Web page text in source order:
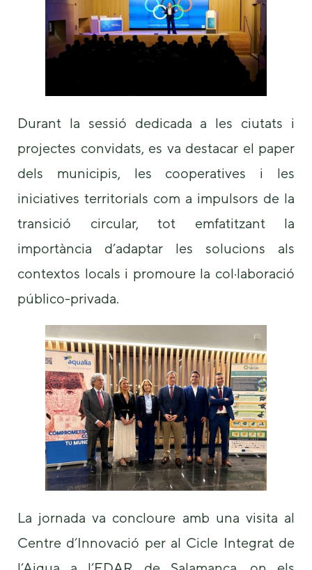
Durant la sessió dedicada a les ciutats i
projectes convidats, es va destacar el paper
dels municipis, les cooperatives i les
iniciatives territorials com a impulsors de la
transició circular, tot emfatitzant la
importància d’adaptar les solucions als
contextos locals i promoure la col·laboració
público-privada.
La jornada va concloure amb una visita al
Centre d’Innovació per al Cicle Integrat de